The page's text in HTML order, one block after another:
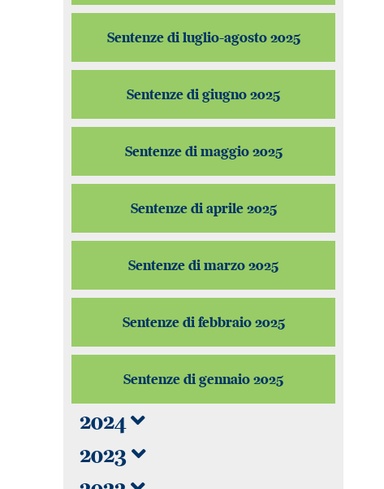
Sentenze di luglio-agosto 2025
Sentenze di giugno 2025
Sentenze di maggio 2025
Sentenze di aprile 2025
Sentenze di marzo 2025
Sentenze di febbraio 2025
Sentenze di gennaio 2025
2024
2023